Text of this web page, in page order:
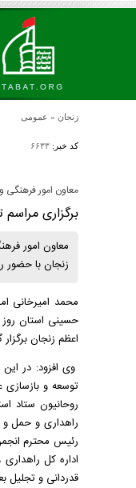
زنجان » عمومی
کد خبر: ۶۶۳۳
معاون امور فرهنگی
برگزاری مراسم
معاون امور
زنجان با حضور
محمد امیرخانی
اعظم زنجان برگزار
وی افزود: در
توسعه و بازسازی
روحانیون ستاد
راهداری و حمل و
رئیس محترم
اداره کل
قدردانی و تجلیل